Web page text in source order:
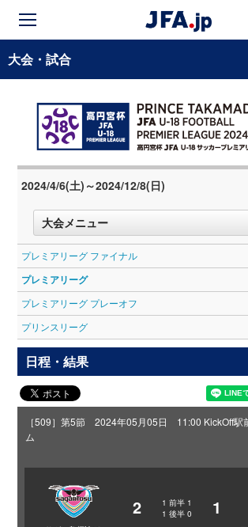
大会・試合
2024/4/6(土)～2024/12/8(日)
大会メニュー
プレミアリーグ ファイナル
プレミアリーグ
プレミアリーグ プレーオフ
プリンスリーグ
日程・結果
［509］第5節 2024年05月05日 11:00 KickOff駅
ム
2 1 前半 1
1 後半 0 1